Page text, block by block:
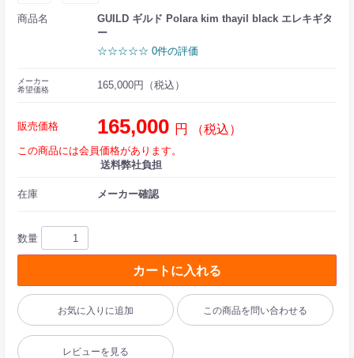
商品名
GUILD ギルド Polara kim thayil black エレキギタ
ー
☆☆☆☆☆ 0件の評価
メーカー
希望価格
165,000円（税込）
販売価格 165,000 円 （税込）
この商品には会員価格があります。
送料弊社負担
在庫 メーカー確認
数量
カートに入れる
お気に入りに追加 この商品を問い合わせる
レビューを見る